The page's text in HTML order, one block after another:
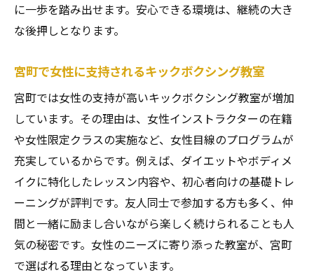
に一歩を踏み出せます。安心できる環境は、継続の大き
な後押しとなります。
宮町で女性に支持されるキックボクシング教室
宮町では女性の支持が高いキックボクシング教室が増加
しています。その理由は、女性インストラクターの在籍
や女性限定クラスの実施など、女性目線のプログラムが
充実しているからです。例えば、ダイエットやボディメ
イクに特化したレッスン内容や、初心者向けの基礎トレ
ーニングが評判です。友人同士で参加する方も多く、仲
間と一緒に励まし合いながら楽しく続けられることも人
気の秘密です。女性のニーズに寄り添った教室が、宮町
で選ばれる理由となっています。